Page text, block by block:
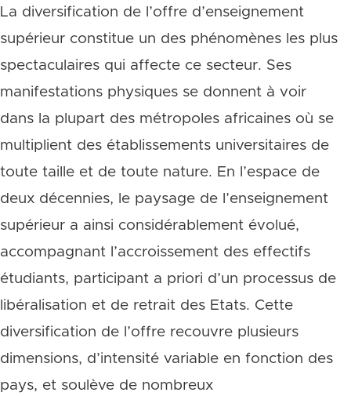
La diversification de l’offre d’enseignement
supérieur constitue un des phénomènes les plus
spectaculaires qui affecte ce secteur. Ses
manifestations physiques se donnent à voir
dans la plupart des métropoles africaines où se
multiplient des établissements universitaires de
toute taille et de toute nature. En l’espace de
deux décennies, le paysage de l’enseignement
supérieur a ainsi considérablement évolué,
accompagnant l’accroissement des effectifs
étudiants, participant a priori d’un processus de
libéralisation et de retrait des Etats. Cette
diversification de l’offre recouvre plusieurs
dimensions, d’intensité variable en fonction des
pays, et soulève de nombreux